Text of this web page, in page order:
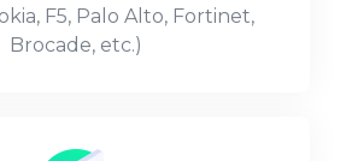
F5, Palo Alto, Fortinet,
Brocade, etc.)